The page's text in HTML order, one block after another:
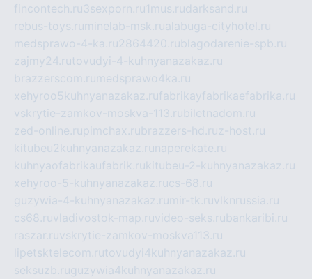
fincontech.ru3sexporn.ru1mus.rudarksand.ru
rebus-toys.ru minelab-msk.rualabuga-cityhotel.ru
medsprawo-4-ka.ru2864420.rublagodarenie-spb.ru
zajmy24.rutovudyi-4-kuhnyanazakaz.ru
brazzerscom.ru medsprawo4ka.ru
xehyroo5kuhnyanazakaz.rufabrikayfabrikaefabrika.ru
vskrytie-zamkov-moskva-113.rubiletnadom.ru
zed-online.rupimchax.rubrazzers-hd.ruz-host.ru
kitubeu2kuhnyanazakaz.ru naperekate.ru
kuhnyaofabrikaufabrik.rukitubeu-2-kuhnyanazakaz.ru
xehyroo-5-kuhnyanazakaz.rucs-68.ru
guzywia-4-kuhnyanazakaz.ru mir-tk.ruvlknrussia.ru
cs68.ruvladivostok-map.ruvideo-seks.rubankaribi.ru
raszar.ruvskrytie-zamkov-moskva113.ru
lipetsktelecom.rutovudyi4kuhnyanazakaz.ru
seksuzb.ruguzywia4kuhnyanazakaz.ru